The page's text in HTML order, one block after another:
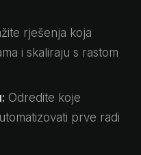
rješenja koja
i skaliraju s rastom
Odredite koje
prve radi